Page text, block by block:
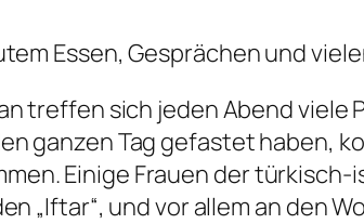
Essen, Gesprächen und
treffen sich jeden Abend
ganzen Tag gefastet haben,
Einige Frauen der
„Iftar“, und vor allem an den